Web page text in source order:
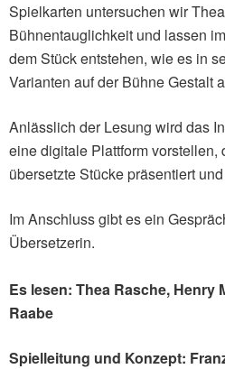
Spielkarten untersuchen wir
Bühnentauglichkeit und lassen
dem Stück entstehen, wie es in
Varianten auf der Bühne Gestalt
Anlässlich der Lesung wird das
eine digitale Plattform vorstellen,
übersetzte Stücke präsentiert
Im Anschluss gibt es ein
Übersetzerin.
Es lesen: Thea Rasche, Henry
Raabe
Spielleitung und Konzept: